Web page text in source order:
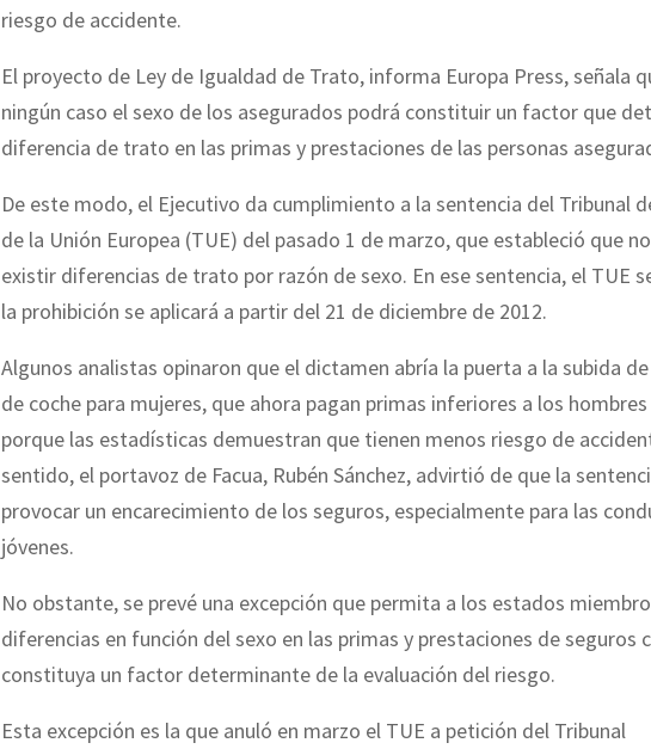
riesgo de accidente.
El proyecto de Ley de Igualdad de Trato, informa Europa Press, señala
ningún caso el sexo de los asegurados podrá constituir un factor que
diferencia de trato en las primas y prestaciones de las personas
De este modo, el Ejecutivo da cumplimiento a la sentencia del Tribunal
de la Unión Europea (TUE) del pasado 1 de marzo, que estableció que
existir diferencias de trato por razón de sexo. En ese sentencia, el TUE
la prohibición se aplicará a partir del 21 de diciembre de 2012.
Algunos analistas opinaron que el dictamen abría la puerta a la subida
de coche para mujeres, que ahora pagan primas inferiores a los
porque las estadísticas demuestran que tienen menos riesgo de
sentido, el portavoz de Facua, Rubén Sánchez, advirtió de que la
provocar un encarecimiento de los seguros, especialmente para las
jóvenes.
No obstante, se prevé una excepción que permita a los estados
diferencias en función del sexo en las primas y prestaciones de seguros
constituya un factor determinante de la evaluación del riesgo.
Esta excepción es la que anuló en marzo el TUE a petición del Tribunal